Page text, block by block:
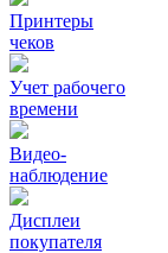
Принтеры
чеков
Учет рабочего
времени
Видео‑
наблюдение
Дисплеи
покупателя